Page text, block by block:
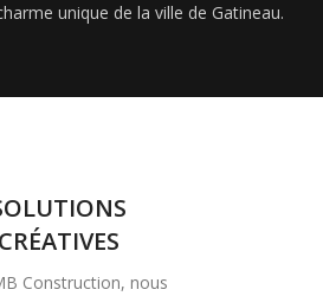
unique de la ville de Gatineau.
CRÉATIVES
Construction, nous